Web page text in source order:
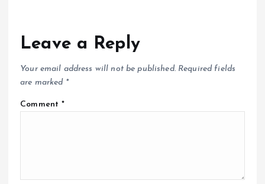
Leave a Reply
Your email address will not be published. Required fields
are marked *
Comment*